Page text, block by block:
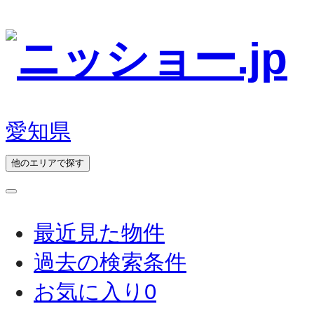
愛知県
他のエリアで探す
最近見た物件
過去の検索条件
お気に入り 0